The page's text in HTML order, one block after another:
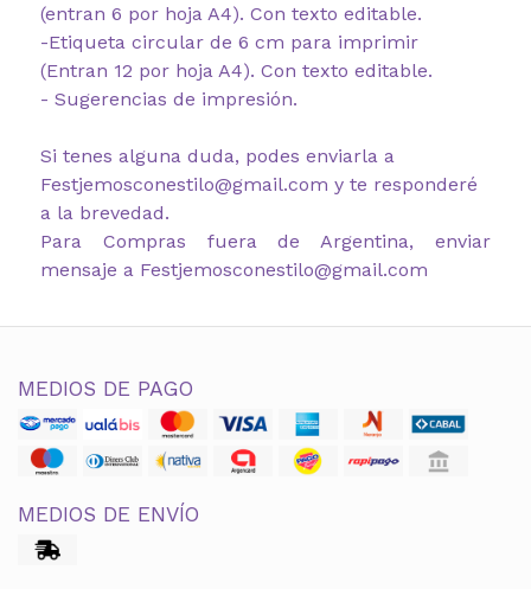
(entran 6 por hoja A4). Con texto editable.
-Etiqueta circular de 6 cm para imprimir
(Entran 12 por hoja A4). Con texto editable.
- Sugerencias de impresión.
Si tenes alguna duda, podes enviarla a
Festjemosconestilo@gmail.com y te responderé
a la brevedad.
Para Compras fuera de Argentina, enviar
mensaje a Festjemosconestilo@gmail.com
MEDIOS DE PAGO
MEDIOS DE ENVÍO